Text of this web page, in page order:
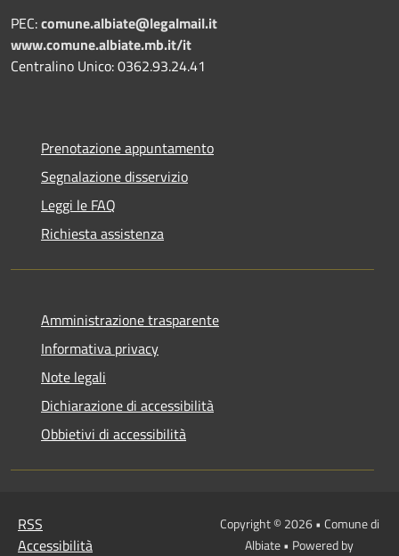
PEC:comune.albiate@legalmail.it
www.comune.albiate.mb.it/it
Centralino Unico: 0362.93.24.41
Prenotazione appuntamento
Segnalazione disservizio
Leggi le FAQ
Richiesta assistenza
Amministrazione trasparente
Informativa privacy
Note legali
Dichiarazione di accessibilità
Obbietivi di accessibilità
RSS
Accessibilità
Copyright © 2026 • Comune di
Albiate • Powered by